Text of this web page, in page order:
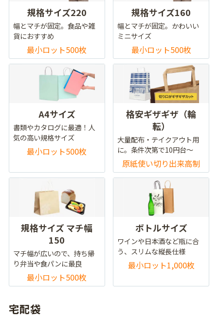
規格サイズ220
幅とマチが固定。食品や雑
貨におすすめ
最小ロット500枚
規格サイズ160
幅とマチが固定。かわいい
ミニサイズ
最小ロット500枚
A4サイズ
書類やカタログに最適！人
気の高い規格サイズ
最小ロット500枚
格安ギザギザ（輪
転）
大量配布・テイクアウト用
に。条件次第で10円台～
原紙使い切り出来高制
規格サイズ マチ幅
150
マチ幅が広いので、持ち帰
り弁当や食パンに最良
最小ロット500枚
ボトルサイズ
ワインや日本酒など瓶に合
う、スリムな縦長仕様
最小ロット1,000枚
宅配袋